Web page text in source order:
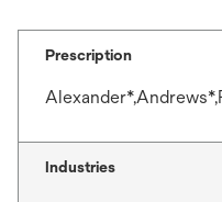
Prescription
Industries